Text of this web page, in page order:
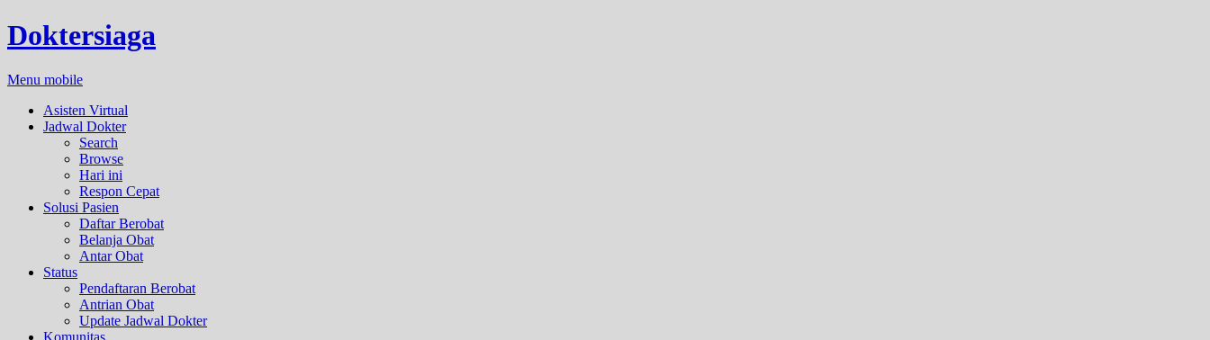
Doktersiaga
Menu mobile
Asisten Virtual
Jadwal Dokter
Search
Browse
Hari ini
Respon Cepat
Solusi Pasien
Daftar Berobat
Belanja Obat
Antar Obat
Status
Pendaftaran Berobat
Antrian Obat
Update Jadwal Dokter
Komunitas